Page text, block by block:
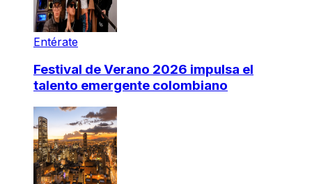
Entérate
Festival de Verano 2026 impulsa el
talento emergente colombiano